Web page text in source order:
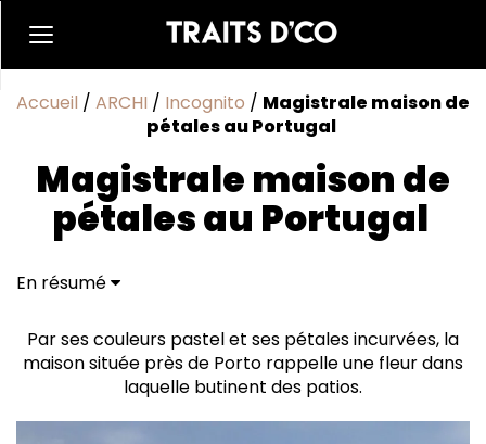
Accueil / ARCHI / Incognito / Magistrale maison de
pétales au Portugal
Magistrale maison de
pétales au Portugal
En résumé
Par ses couleurs pastel et ses pétales incurvées, la
maison située près de Porto rappelle une fleur dans
laquelle butinent des patios.